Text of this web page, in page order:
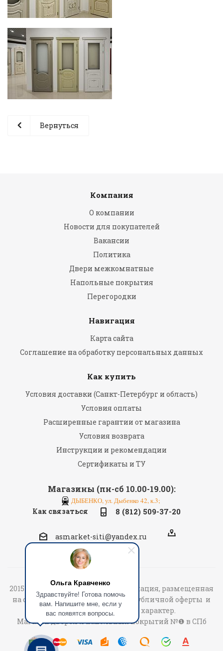
Ольга Кравченко
Здравствуйте! Готова помочь
вам. Напишите мне, если у
вас появятся вопросы.
Вернуться
Компания
О компании
Новости для покупателей
Вакансии
Политика
Двери межкомнатные
Напольные покрытия
Перегородки
Навигация
Карта сайта
Соглашение на обработку персональных данных
Как купить
Условия доставки (Санкт-Петербург и область)
Условия оплаты
Расширенные гарантии от магазина
Условия возврата
Инструкции и рекомендации
Сертификаты и ТУ
Магазины (пн-сб 10.00-19.00):
ДЫБЕНКО, ул. Дыбенко 42, к.3;
Как связаться 8 (812) 509-37-20
asmarket-siti@yandex.ru
2015-2026 «АСмаркет» © Вся информация, размещенная
на сайте не является договором публичной оферты и
носит информационный характер.
Магазин дверей и напольных покрытий №❶ в СПб